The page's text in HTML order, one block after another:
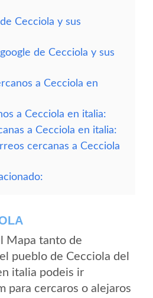
Cecciola y sus
de Cecciola y sus
a Cecciola en
a Cecciola en italia:
a Cecciola en italia:
cercanas a Cecciola
Mapa tanto de
pueblo de Cecciola del
italia podeis ir
para cercaros o alejaros